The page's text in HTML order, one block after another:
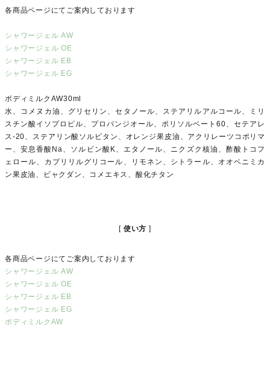
各商品ページにてご案内しております
シャワージェル AW
シャワージェル OE
シャワージェル EB
シャワージェル EG
ボディミルクAW30ml
水、コメヌカ油、グリセリン、セタノール、ステアリルアルコール、ミリ
スチン酸イソプロピル、プロパンジオール、ポリソルベート60、セテアレ
ス-20、ステアリン酸ソルビタン、オレンジ果皮油、アクリレーツコポリマ
ー、安息香酸Na、ソルビン酸K、エタノール、ニクズク核油、酢酸トコフ
ェロール、カプリリルグリコール、リモネン、シトラール、オオベニミカ
ン果皮油、ビャクダン、コメエキス、酸化チタン
使い方
各商品ページにてご案内しております
シャワージェル AW
シャワージェル OE
シャワージェル EB
シャワージェル EG
ボディミルクAW